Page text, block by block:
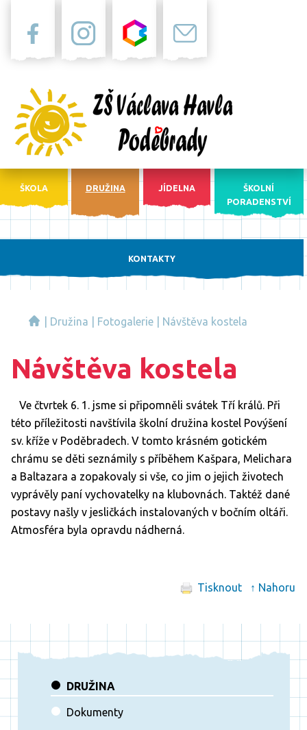
ŠKOLA DRUŽINA JÍDELNA
ŠKOLNÍ
PORADENSTVÍ
KONTAKTY
Družina Fotogalerie Návštěva kostela
Návštěva kostela
Ve čtvrtek 6. 1. jsme si připomněli svátek Tří králů. Při
této příležitosti navštívila školní družina kostel Povýšení
sv. kříže v Poděbradech. V tomto krásném gotickém
chrámu se děti seznámily s příběhem Kašpara, Melichara
a Baltazara a zopakovaly si vše, co jim o jejich životech
vyprávěly paní vychovatelky na klubovnách. Taktéž dané
postavy našly v jesličkách instalovaných v bočním oltáři.
Atmosféra byla opravdu nádherná.
Tisknout ↑ Nahoru
DRUŽINA
Dokumenty